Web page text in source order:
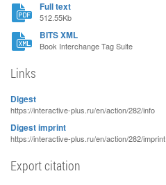
Full text
512.55Kb
BITS XML
Book Interchange Tag Suite
Links
Digest
https://interactive-plus.ru/en/action/282/info
Digest imprint
https://interactive-plus.ru/en/action/282/imprint
Export citation